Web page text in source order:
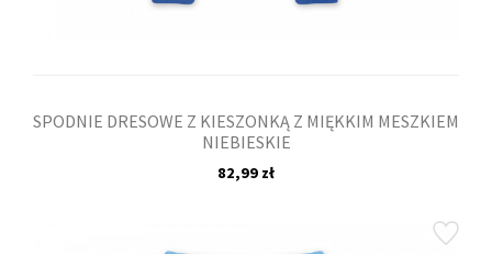
SPODNIE DRESOWE Z KIESZONKĄ Z MIĘKKIM MESZKIEM
NIEBIESKIE
82,99 zł